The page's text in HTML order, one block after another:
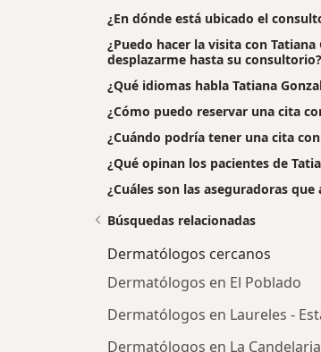
¿En dónde está ubicado el
¿Puedo hacer la visita con
desplazarme hasta su consultorio?
¿Qué idiomas habla Tatiana
¿Cómo puedo reservar una cita
¿Cuándo podría tener una cita
¿Qué opinan los pacientes de
¿Cuáles son las aseguradoras
Búsquedas relacionadas
Dermatólogos cercanos
Dermatólogos en El Poblado
Dermatólogos en Laureles -
Dermatólogos en La Candelaria